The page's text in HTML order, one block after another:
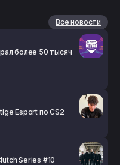
Все новости
более 50 тысяч
Esport по CS2
Series #10